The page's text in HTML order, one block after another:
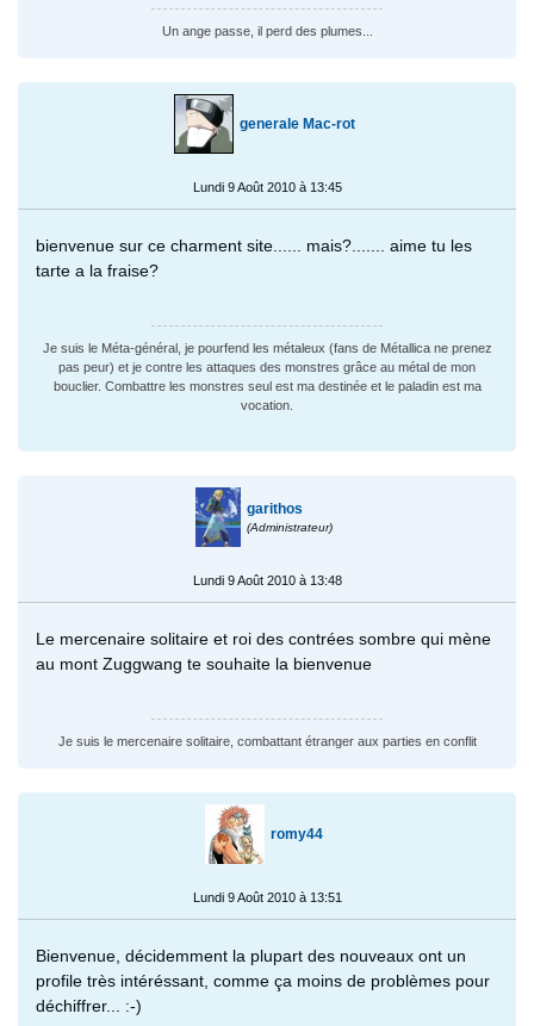
Un ange passe, il perd des plumes...
generale Mac-rot
Lundi 9 Août 2010 à 13:45
bienvenue sur ce charment site...... mais?....... aime tu les
tarte a la fraise?
Je suis le Méta-général, je pourfend les métaleux (fans de Métallica ne prenez
pas peur) et je contre les attaques des monstres grâce au métal de mon
bouclier. Combattre les monstres seul est ma destinée et le paladin est ma
vocation.
garithos
(Administrateur)
Lundi 9 Août 2010 à 13:48
Le mercenaire solitaire et roi des contrées sombre qui mène
au mont Zuggwang te souhaite la bienvenue
Je suis le mercenaire solitaire, combattant étranger aux parties en conflit
romy44
Lundi 9 Août 2010 à 13:51
Bienvenue, décidemment la plupart des nouveaux ont un
profile très intéréssant, comme ça moins de problèmes pour
déchiffrer... :-)